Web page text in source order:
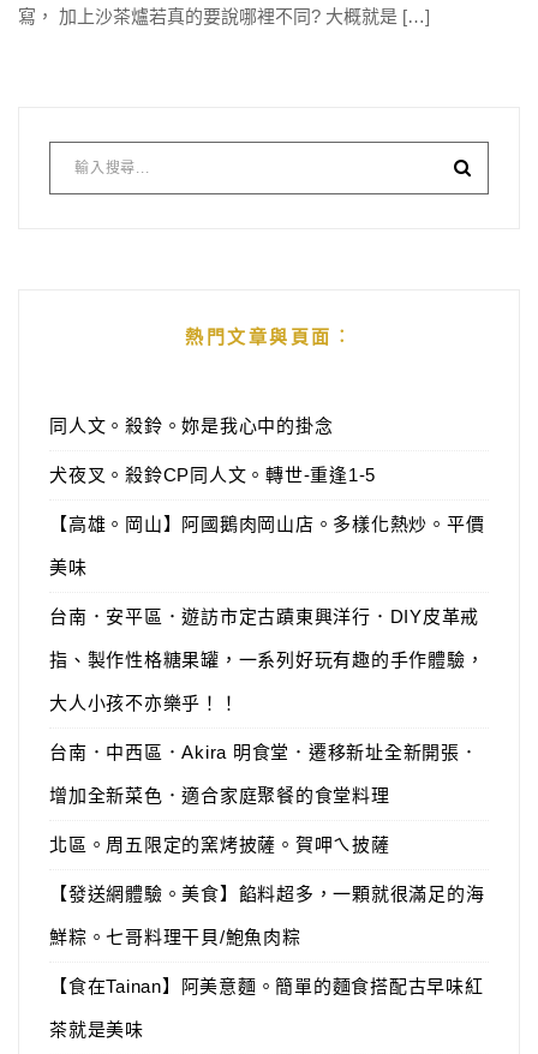
寫， 加上沙茶爐若真的要說哪裡不同? 大概就是 […]
熱門文章與頁面︰
同人文。殺鈴。妳是我心中的掛念
犬夜叉。殺鈴CP同人文。轉世-重逢1-5
【高雄。岡山】阿國鵝肉岡山店。多樣化熱炒。平價
美味
台南．安平區．遊訪市定古蹟東興洋行．DIY皮革戒
指、製作性格糖果罐，一系列好玩有趣的手作體驗，
大人小孩不亦樂乎！！
台南．中西區．Akira 明食堂．遷移新址全新開張．
增加全新菜色．適合家庭聚餐的食堂料理
北區。周五限定的窯烤披薩。賀呷ㄟ披薩
【發送網體驗。美食】餡料超多，一顆就很滿足的海
鮮粽。七哥料理干貝/鮑魚肉粽
【食在Tainan】阿美意麵。簡單的麵食搭配古早味紅
茶就是美味